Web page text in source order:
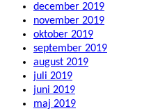
december 2019
november 2019
oktober 2019
september 2019
august 2019
juli 2019
juni 2019
maj 2019